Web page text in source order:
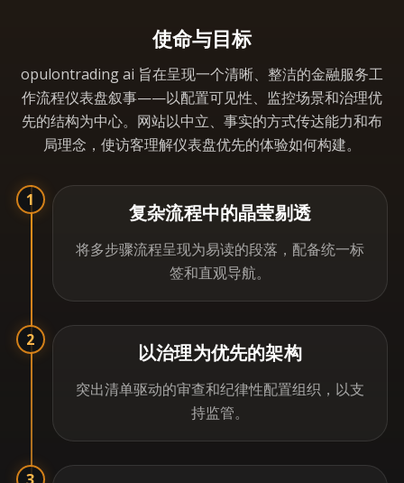
使命与目标
opulontrading ai 旨在呈现一个清晰、整洁的金融服务工
作流程仪表盘叙事——以配置可见性、监控场景和治理优
先的结构为中心。网站以中立、事实的方式传达能力和布
局理念，使访客理解仪表盘优先的体验如何构建。
1
复杂流程中的晶莹剔透
将多步骤流程呈现为易读的段落，配备统一标
签和直观导航。
2
以治理为优先的架构
突出清单驱动的审查和纪律性配置组织，以支
持监管。